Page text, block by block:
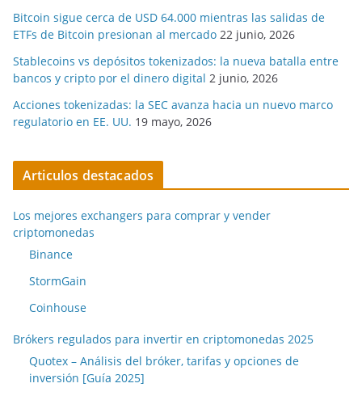
Bitcoin sigue cerca de USD 64.000 mientras las salidas de
ETFs de Bitcoin presionan al mercado 22 junio, 2026
Stablecoins vs depósitos tokenizados: la nueva batalla entre
bancos y cripto por el dinero digital 2 junio, 2026
Acciones tokenizadas: la SEC avanza hacia un nuevo marco
regulatorio en EE. UU. 19 mayo, 2026
Articulos destacados
Los mejores exchangers para comprar y vender
criptomonedas
Binance
StormGain
Coinhouse
Brókers regulados para invertir en criptomonedas 2025
Quotex – Análisis del bróker, tarifas y opciones de
inversión [Guía 2025]